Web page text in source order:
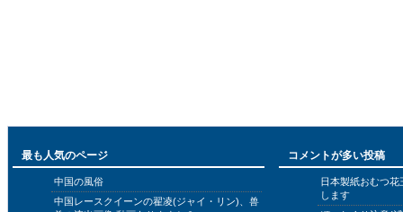
最も人気のページ
中国の風俗
中国レースクイーンの翟凌(ジャイ・リン)、兽
コメントが多い投稿
日本製紙おむつ
します